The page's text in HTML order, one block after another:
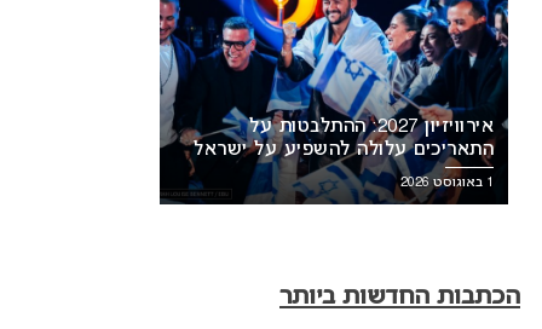
צריכה לשתף אתכם במשהו
הכרזתה של זוכת האירוויזיון
את הרשת
התאריכים עלולה להשפיע על
אירוויזיון 2027: ההתלבטות על
התאריכים עלולה להשפיע על ישראל
1 באוגוסט 2026
הכתבות החדשות ביותר